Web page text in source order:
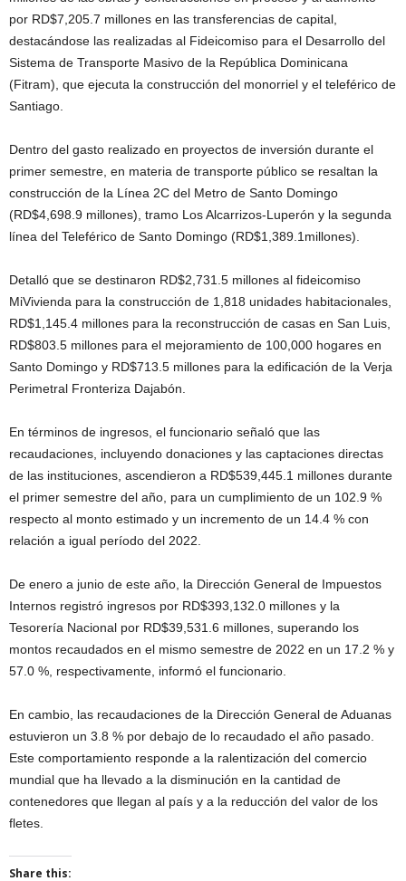
por RD$7,205.7 millones en las transferencias de capital,
destacándose las realizadas al Fideicomiso para el Desarrollo del
Sistema de Transporte Masivo de la República Dominicana
(Fitram), que ejecuta la construcción del monorriel y el teleférico de
Santiago.
Dentro del gasto realizado en proyectos de inversión durante el
primer semestre, en materia de transporte público se resaltan la
construcción de la Línea 2C del Metro de Santo Domingo
(RD$4,698.9 millones), tramo Los Alcarrizos-Luperón y la segunda
línea del Teleférico de Santo Domingo (RD$1,389.1millones).
Detalló que se destinaron RD$2,731.5 millones al fideicomiso
MiVivienda para la construcción de 1,818 unidades habitacionales,
RD$1,145.4 millones para la reconstrucción de casas en San Luis,
RD$803.5 millones para el mejoramiento de 100,000 hogares en
Santo Domingo y RD$713.5 millones para la edificación de la Verja
Perimetral Fronteriza Dajabón.
En términos de ingresos, el funcionario señaló que las
recaudaciones, incluyendo donaciones y las captaciones directas
de las instituciones, ascendieron a RD$539,445.1 millones durante
el primer semestre del año, para un cumplimiento de un 102.9 %
respecto al monto estimado y un incremento de un 14.4 % con
relación a igual período del 2022.
De enero a junio de este año, la Dirección General de Impuestos
Internos registró ingresos por RD$393,132.0 millones y la
Tesorería Nacional por RD$39,531.6 millones, superando los
montos recaudados en el mismo semestre de 2022 en un 17.2 % y
57.0 %, respectivamente, informó el funcionario.
En cambio, las recaudaciones de la Dirección General de Aduanas
estuvieron un 3.8 % por debajo de lo recaudado el año pasado.
Este comportamiento responde a la ralentización del comercio
mundial que ha llevado a la disminución en la cantidad de
contenedores que llegan al país y a la reducción del valor de los
fletes.
Share this: